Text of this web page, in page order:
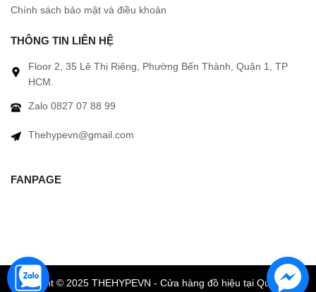
Chính sách bảo mật và điều khoản
THÔNG TIN LIÊN HỆ
Floor 2, 35 Lê Thị Riêng, Phường Bến Thành, Quận 1, TP
HCM.
Zalo 0827 07 88 99
Thehypevn@gmail.com
FANPAGE
Copyright © 2025 THEHYPEVN - Cửa hàng đồ hiệu tại Quận 1 TP